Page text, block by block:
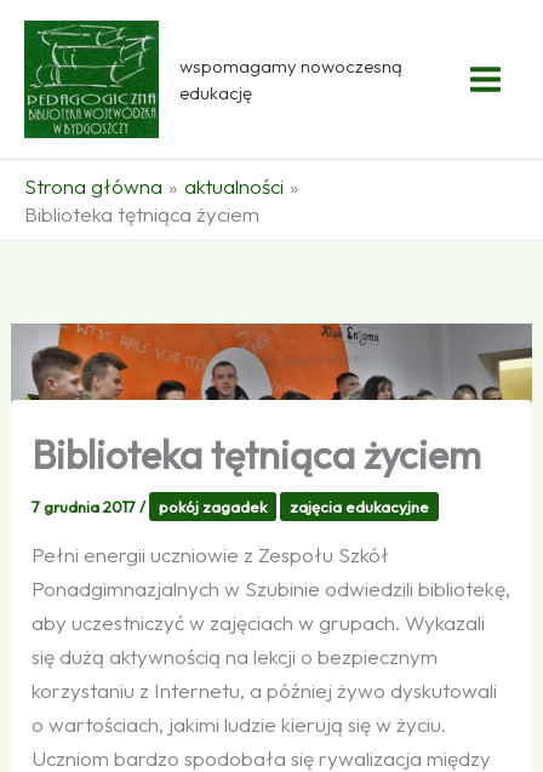
Przejdź
treści
wspomagamy nowoczesną
edukację
Strona główna
aktualności
Biblioteka tętniąca życiem
Biblioteka tętniąca życiem
7 grudnia 2017/ pokój zagadek zajęcia edukacyjne
Pełni energii uczniowie z Zespołu Szkół
Ponadgimnazjalnych w Szubinie odwiedzili bibliotekę,
aby uczestniczyć w zajęciach w grupach. Wykazali
się dużą aktywnością na lekcji o bezpiecznym
korzystaniu z Internetu, a później żywo dyskutowali
o wartościach, jakimi ludzie kierują się w życiu.
Uczniom bardzo spodobała się rywalizacja między